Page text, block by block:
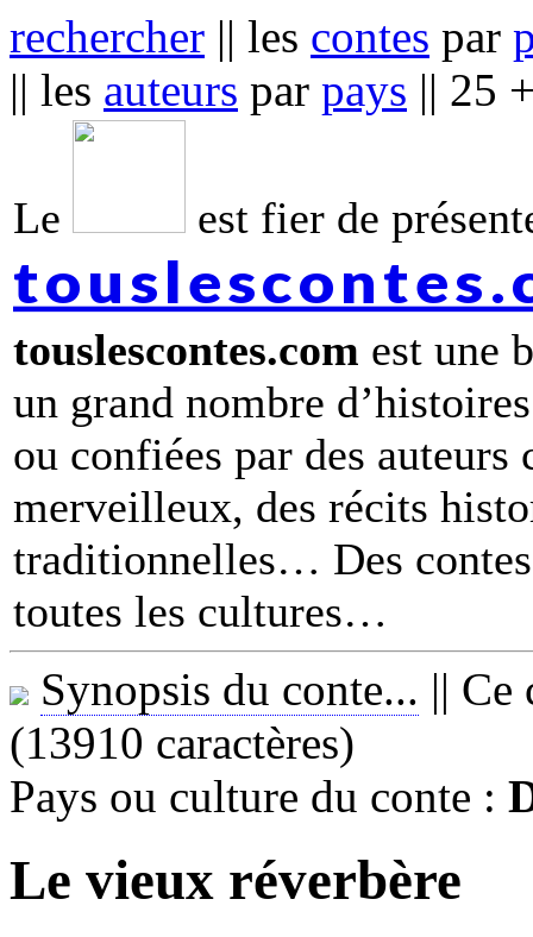
rechercher || les contes par
|| les auteurs par pays || 25
Le est fier de
touslescontes.com est une
un grand nombre
ou confiées par des
merveilleux, des récits
traditionnelles… Des
toutes les cultures
Synopsis du conte... || Ce
(13910 caractères)
Pays ou culture du conte :
Le vieux réverbère